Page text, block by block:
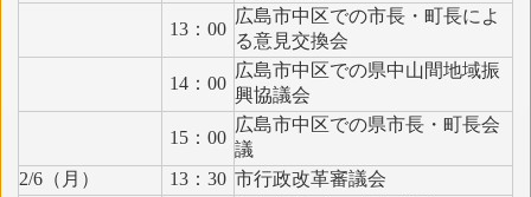
13：00
広島市中区での市長・町長によ
る意見交換会
14：00
広島市中区での県中山間地域振
興協議会
15：00
広島市中区での県市長・町長会
議
2/6（月）
13：30 市行政改革審議会